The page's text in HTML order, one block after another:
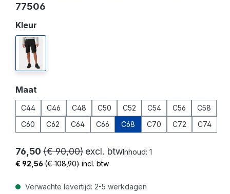
77506
Selecteer
Kleur
990 black
Selecteer
Maat
C44 C46 C48 C50 C52 C54 C56
C58
C60
C62 C64 C66 C68 C70 C72 C74
76,50 (€ 90,00) excl. btwInhoud: 1
€ 92,56 (€ 108,90) incl. btw
Verwachte levertijd: 2-5 werkdagen